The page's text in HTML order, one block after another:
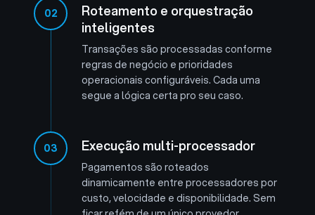
02
Roteamento e orquestração
inteligentes
Transações são processadas conforme
regras de negócio e prioridades
operacionais configuráveis. Cada uma
segue a lógica certa pro seu caso.
03 Execução multi-processador
Pagamentos são roteados
dinamicamente entre processadores por
custo, velocidade e disponibilidade. Sem